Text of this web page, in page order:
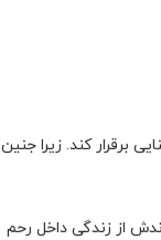
برقرار کند. زیرا جنین
از زندگی داخل رحم